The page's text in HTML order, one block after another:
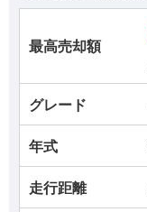
最高売却額
グレード
年式
走行距離